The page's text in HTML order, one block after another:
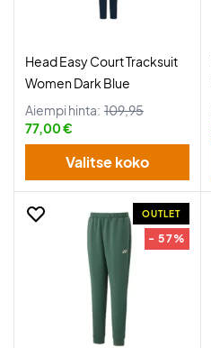
Head Easy Court Tracksuit
Women Dark Blue
Aiempi hinta: 109,95
77,00 €
Valitse koko
OUTLET
- 57%